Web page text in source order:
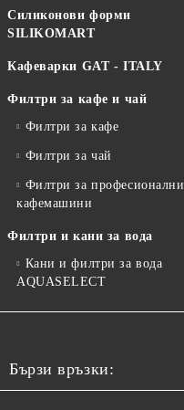
Силиконови форми
SILIKOMART
Кафеварки GAT - ITALY
Филтри за кафе и чай
Филтри за кафе
Филтри за чай
Филтри за професионални
кафемашини
Филтри и кани за вода
Кани и филтри за вода
AQUASELECT
Бързи връзки: